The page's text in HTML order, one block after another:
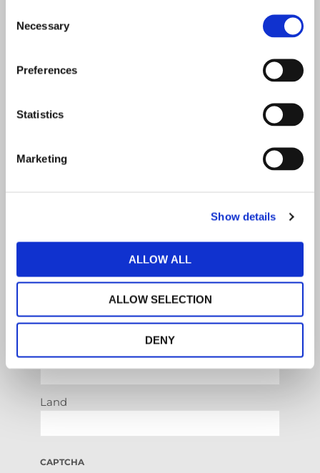
Selection
Necessary
Preferences
Statistics
Marketing
Show details
ALLOW ALL
ALLOW SELECTION
DENY
Email (erforderlich)
E-Mail bestätigen
Educational Attainment (erforderlich)
Address
Bundesstaat / Provinz / Region
Land
CAPTCHA